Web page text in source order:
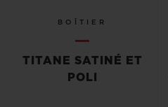
BOÎTIER
TITANE SATINÉ ET
POLI